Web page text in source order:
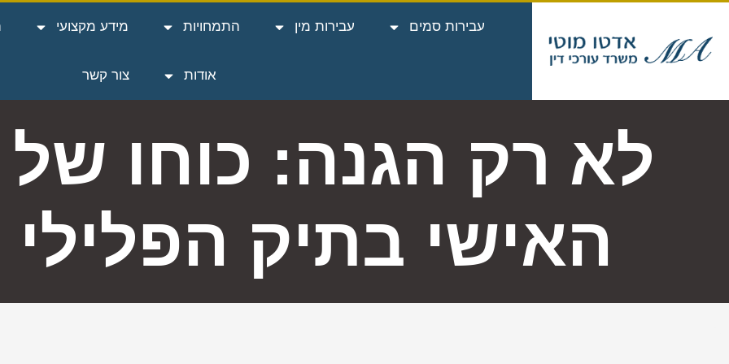
עבירות סמים עבירות מין התמחויות מידע מקצועי
אודות צור קשר
לא רק הגנה: כוחו של
האישי בתיק